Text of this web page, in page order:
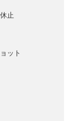
止
ット